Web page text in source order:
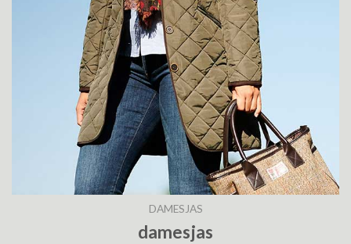
DAMESJAS
damesjas